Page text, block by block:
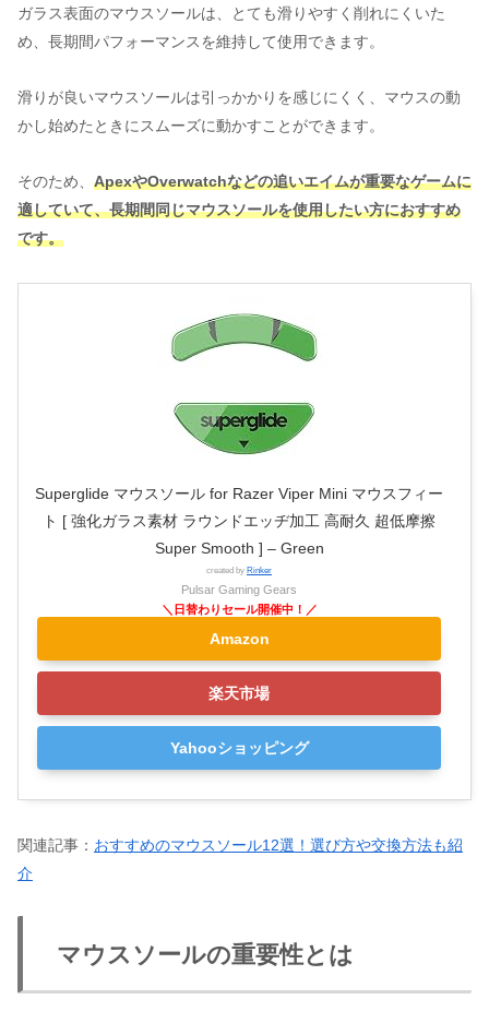
ガラス表面のマウスソールは、とても滑りやすく削れにくいた
め、長期間パフォーマンスを維持して使用できます。
滑りが良いマウスソールは引っかかりを感じにくく、マウスの動
かし始めたときにスムーズに動かすことができます。
そのため、 ApexやOverwatchなどの追いエイムが重要なゲームに
適していて、長期間同じマウスソールを使用したい方におすすめ
です。
Superglide マウスソール for Razer Viper Mini マウスフィー
ト [ 強化ガラス素材 ラウンドエッヂ加工 高耐久 超低摩擦
Super Smooth ] – Green
created by Rinker
Pulsar Gaming Gears
Amazon
楽天市場
Yahooショッピング
関連記事： おすすめのマウスソール12選！選び方や交換方法も紹
介
マウスソールの重要性とは